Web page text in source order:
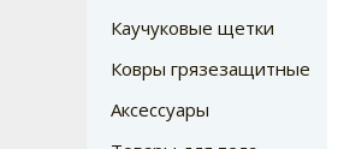
Каучуковые щетки
Ковры грязезащитные
Аксессуары